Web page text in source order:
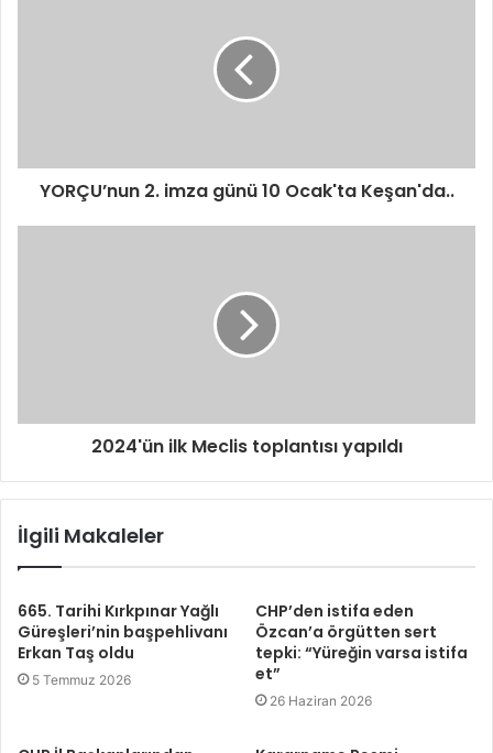
YORÇU’nun 2. imza günü 10 Ocak'ta Keşan'da..
2024'ün ilk Meclis toplantısı yapıldı
İlgili Makaleler
665. Tarihi Kırkpınar Yağlı
Güreşleri’nin başpehlivanı
Erkan Taş oldu
5 Temmuz 2026
CHP’den istifa eden
Özcan’a örgütten sert
tepki: “Yüreğin varsa istifa
et”
26 Haziran 2026